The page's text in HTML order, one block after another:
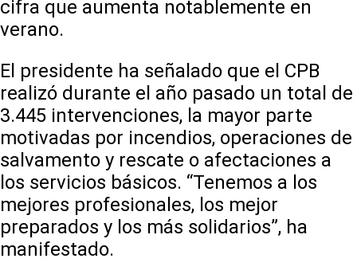
cifra que aumenta notablemente en
verano.
El presidente ha señalado que el CPB
realizó durante el año pasado un total de
3.445 intervenciones, la mayor parte
motivadas por incendios, operaciones de
salvamento y rescate o afectaciones a
los servicios básicos. “Tenemos a los
mejores profesionales, los mejor
preparados y los más solidarios”, ha
manifestado.